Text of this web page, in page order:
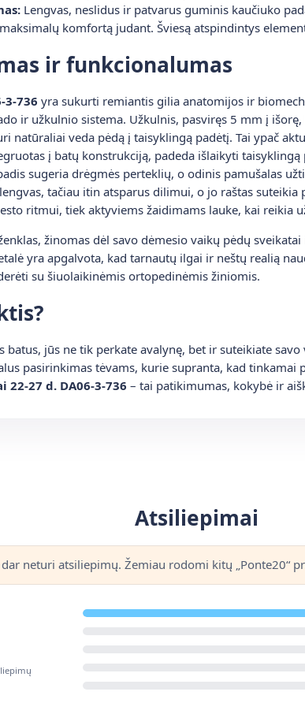
Lengvas, neslidus ir patvarus guminis kaučiuko
komfortą judant. Šviesą atspindintys
ir funkcionalumas
3-736 yra sukurti remiantis gilia anatomijos ir
ir užkulnio sistema. Užkulnis, pasviręs 5 mm į
natūraliai veda pėdą į taisyklingą padėtį. Tai ypač
į batų konstrukciją, padeda išlaikyti
sugeria drėgmės perteklių, o odinis pamušalas
tačiau itin atsparus dilimui, o jo raštas
ritmui, tiek aktyviems žaidimams lauke, kai reikia
žinomas dėl savo dėmesio vaikų pėdų
yra apgalvota, kad tarnautų ilgai ir neštų realią
su šiuolaikinėmis ortopedinėmis žiniomis.
jūs ne tik perkate avalynę, bet ir suteikiate
pasirinkimas tėvams, kurie supranta, kad
22-27 d. DA06-3-736 – tai patikimumas, kokybė ir
Atsiliepimai
dar neturi atsiliepimų. Žemiau rodomi kitų „Ponte20“